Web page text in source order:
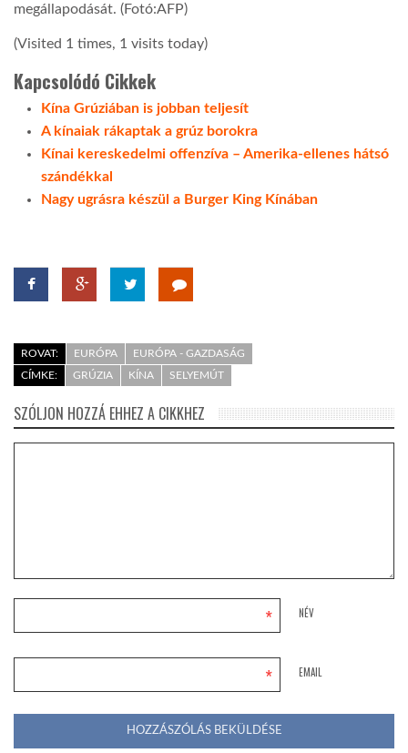
megállapodását. (Fotó:AFP)
(Visited 1 times, 1 visits today)
Kapcsolódó Cikkek
Kína Grúziában is jobban teljesít
A kínaiak rákaptak a grúz borokra
Kínai kereskedelmi offenzíva – Amerika-ellenes hátsó
szándékkal
Nagy ugrásra készül a Burger King Kínában
ROVAT: EURÓPA
EURÓPA - GAZDASÁG
CÍMKE:
GRÚZIA KÍNA SELYEMÚT
SZÓLJON HOZZÁ EHHEZ A CIKKHEZ
NÉV
*
EMAIL
*